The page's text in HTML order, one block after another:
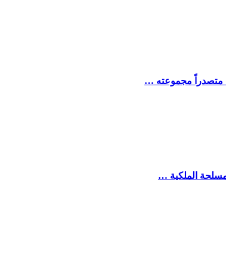
متصدراً مجموعته …
الملكية …